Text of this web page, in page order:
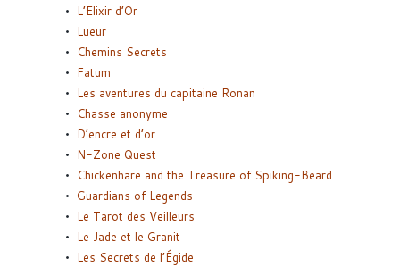
L’Elixir d’Or
Lueur
Chemins Secrets
Fatum
Les aventures du capitaine Ronan
Chasse anonyme
D’encre et d’or
N-Zone Quest
Chickenhare and the Treasure of Spiking-Beard
Guardians of Legends
Le Tarot des Veilleurs
Le Jade et le Granit
Les Secrets de l’Égide